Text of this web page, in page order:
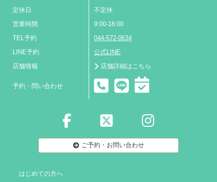
定休日 不定休
営業時間 9:00-18:00
TEL予約 044-572-0634
LINE予約 公式LINE
店舗情報 店舗詳細はこちら
予約・問い合わせ
ご予約・お問い合わせ
はじめての方へ